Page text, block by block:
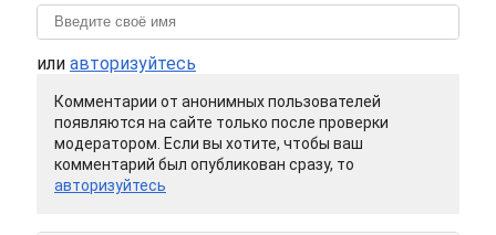
или авторизуйтесь
Комментарии от анонимных пользователей
появляются на сайте только после проверки
модератором. Если вы хотите, чтобы ваш
комментарий был опубликован сразу, то
авторизуйтесь